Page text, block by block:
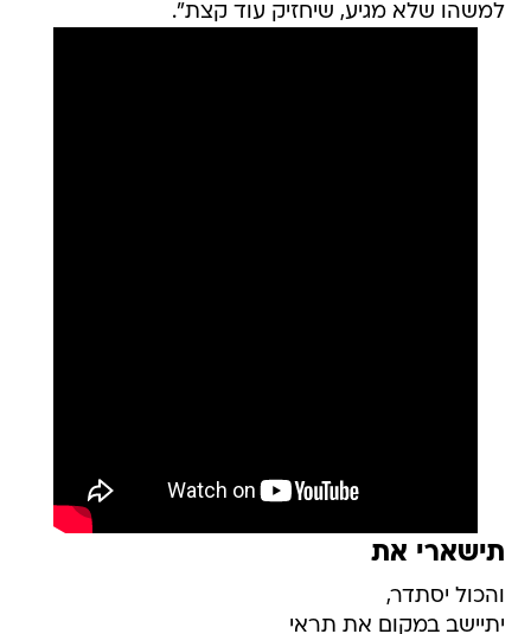
למשהו שלא מגיע, שיחזיק עוד קצת".
תישארי את
והכול יסתדר,
יתיישב במקום את תראי